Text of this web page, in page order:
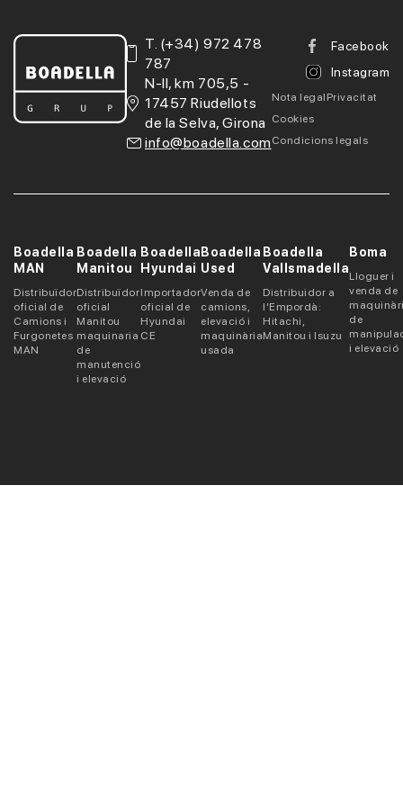
T. (+34) 972 478
787
N-II, km 705,5 -
17457 Riudellots
de la Selva, Girona
info@boadella.com
Facebook
Instagram
Nota legal Privacitat
Cookies
Condicions legals
Boadella
MAN
Distribuïdor
oficial de
Camions i
Furgonetes
MAN
Boadella
Manitou
Distribuïdor
oficial
Manitou
maquinaria
de
manutenció
i elevació
Boadella
Hyundai
Importador
oficial de
Hyundai
CE
Boadella
Used
Venda de
camions,
elevació i
maquinària
usada
Boadella
Vallsmadella
Distribuidor a
l’Empordà:
Hitachi,
Manitou i Isuzu
Boma
Lloguer i
venda de
de
i elevació